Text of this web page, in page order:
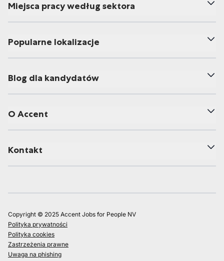
Miejsca pracy według sektora
Popularne lokalizacje
Blog dla kandydatów
O Accent
Kontakt
Copyright © 2025 Accent Jobs for People NV
Polityka prywatności
Polityka cookies
Zastrzeżenia prawne
Uwaga na phishing